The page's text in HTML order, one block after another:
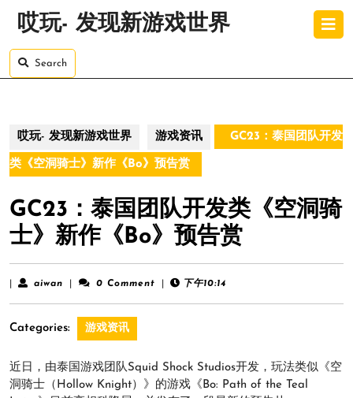
哎玩- 发现新游戏世界
Search
哎玩- 发现新游戏世界 游戏资讯 GC23：泰国团队开发
类《空洞骑士》新作《Bo》预告赏
GC23：泰国团队开发类《空洞骑
士》新作《Bo》预告赏
aiwan aiwan 0 Comment 下午10:14
Categories: 游戏资讯
近日，由泰国游戏团队Squid Shock Studios开发，玩法类似《空
洞骑士（Hollow Knight）》的游戏《Bo: Path of the Teal